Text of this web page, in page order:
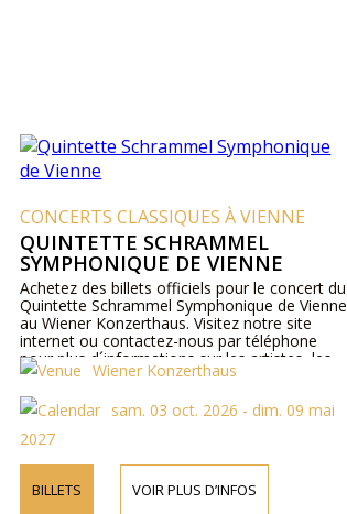
CONCERTS CLASSIQUES À VIENNE
QUINTETTE SCHRAMMEL
SYMPHONIQUE DE VIENNE
Achetez des billets officiels pour le concert du
Quintette Schrammel Symphonique de Vienne
au Wiener Konzerthaus. Visitez notre site
internet ou contactez-nous par téléphone
pour plus d´informations sur les artistes, les
détails du programme et les prix des billets.
Wiener Konzerthaus
sam. 03 oct. 2026 - dim. 09 mai
2027
BILLETS VOIR PLUS D’INFOS